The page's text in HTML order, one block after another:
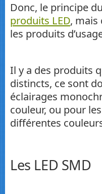
Donc, le principe du
produits LED, mais
les produits
Il y a des produits
distincts, ce sont
éclairages
couleur, ou pour
différentes
Les LED SMD